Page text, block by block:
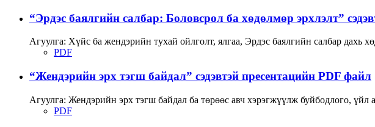
“Эрдэс баялгийн салбар: Боловсрол ба хөдөлмөр эрхлэлт”
Агуулга: Хүйс ба жендэрийн тухай ойлголт, ялгаа, Эрдэс баялгийн салбар дахь
PDF
“Жендэрийн эрх тэгш байдал” сэдэвтэй пресентацийн PDF файл
Агуулга: Жендэрийн эрх тэгш байдал ба төрөөс авч хэрэгжүүлж буйбодлого,
PDF